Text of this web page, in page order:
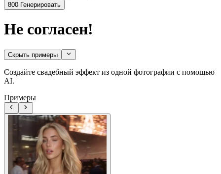
800 Генерировать
Не согласен!
Скрыть примеры
Создайте свадебный эффект из одной фотографии с помощью
AI.
Примеры